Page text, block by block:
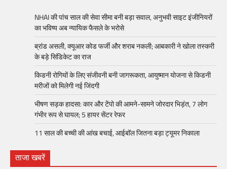
NHAI की पांच साल की सेवा सीमा बनी बड़ा सवाल, अनुभवी साइट इंजीनियरों
का भविष्य अब न्यायिक फैसले के भरोसे
ब्रांड असली, क्यूआर कोड फर्जी और शराब नकली; आबकारी ने खोला तस्करी
के बड़े सिंडिकेट का राज
किडनी रोगियों के लिए संजीवनी बनी जागरूकता, आयुष्मान योजना से किडनी
मरीजों को मिलेगी नई जिंदगी
भीषण सड़क हादसा: कार और टेंपो की आमने-सामने जोरदार भिड़ंत, 7 लोग
गंभीर रूप से घायल; 5 हायर सेंटर रेफर​
11 साल की बच्ची की आंख बचाई, आईबॉल जितना बड़ा ट्यूमर निकाला
ताजा खबरें